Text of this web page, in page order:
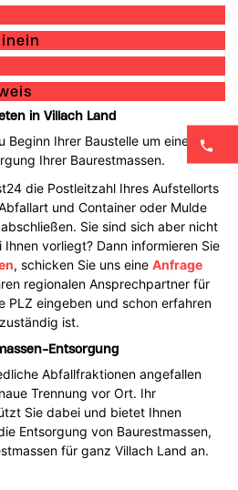
in Villach Land
Beginn Ihrer Baustelle um eine
Ihrer Baurestmassen.
die Postleitzahl Ihres Aufstellorts
und Container oder Mulde
Sie sind sich aber nicht
vorliegt? Dann informieren Sie
, schicken Sie uns eineAnfrage
regionalen Ansprechpartner für
PLZ eingeben und schon erfahren
ist.
Entsorgung
Abfallfraktionen angefallen
Trennung vor Ort. Ihr
Sie dabei und bietet Ihnen
Entsorgung von Baurestmassen,
für ganz Villach Land an.